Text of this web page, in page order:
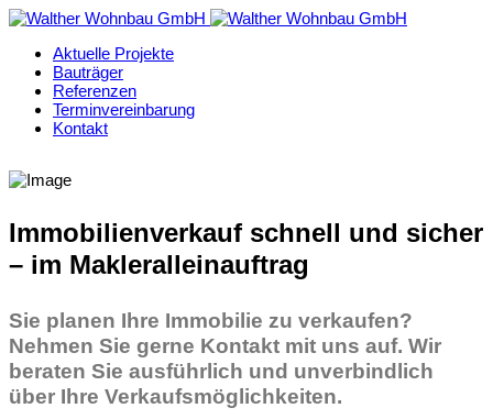
Aktuelle Projekte
Bauträger
Referenzen
Terminvereinbarung
Kontakt
Immobilienverkauf schnell und sicher
– im Makleralleinauftrag
Sie planen Ihre Immobilie zu verkaufen?
Nehmen Sie gerne Kontakt mit uns auf. Wir
beraten Sie ausführlich und unverbindlich
über Ihre Verkaufsmöglichkeiten.